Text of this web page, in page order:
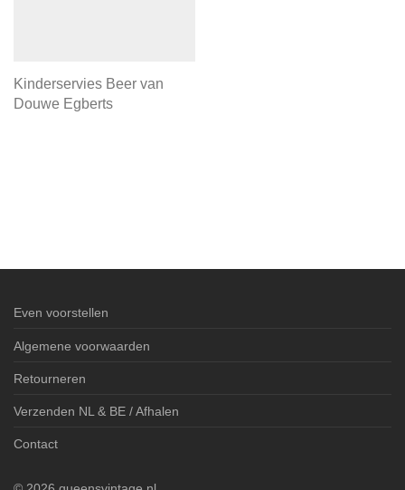
Kinderservies Beer van
Douwe Egberts
Even voorstellen
Algemene voorwaarden
Retourneren
Verzenden NL & BE / Afhalen
Contact